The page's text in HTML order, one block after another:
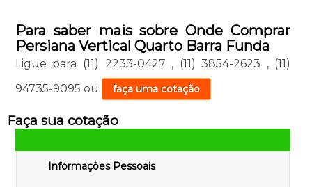
Para saber mais sobre Onde Comprar
Persiana Vertical Quarto Barra Funda
Ligue para (11) 2233-0427 , (11) 3854-2623 , (11)
94735-9095 ou faça uma cotação
Faça sua cotação
Informações Pessoais